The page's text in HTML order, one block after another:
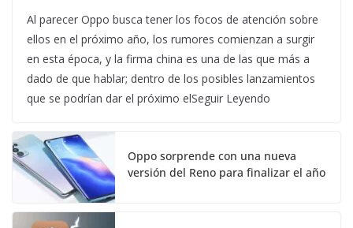
Al parecer Oppo busca tener los focos de atención sobre
ellos en el próximo año, los rumores comienzan a surgir
en esta época, y la firma china es una de las que más a
dado de que hablar; dentro de los posibles lanzamientos
que se podrían dar el próximo elSeguir Leyendo
Oppo sorprende con una nueva
versión del Reno para finalizar el año